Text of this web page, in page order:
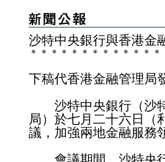
沙特中央銀行與香港金
＊ ＊ ＊ ＊ ＊ ＊ ＊ ＊ ＊ ＊ ＊ ＊ ＊
下稿代香港金融管理局
沙特中央銀行（沙特
局）於七月二十六日（
議，加強兩地金融服務